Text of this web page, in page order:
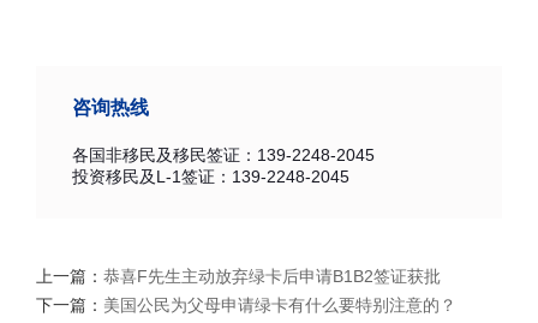
咨询热线
各国非移民及移民签证：139-2248-2045
投资移民及L-1签证：139-2248-2045
上一篇： 恭喜F先生主动放弃绿卡后申请B1B2签证获批
下一篇： 美国公民为父母申请绿卡有什么要特别注意的？